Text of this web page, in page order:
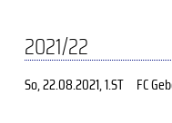
2021/22
So, 22.08.2021, 1.ST FC